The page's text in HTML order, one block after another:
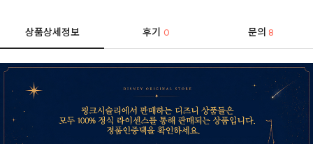
상품상세정보 후기0 문의 8